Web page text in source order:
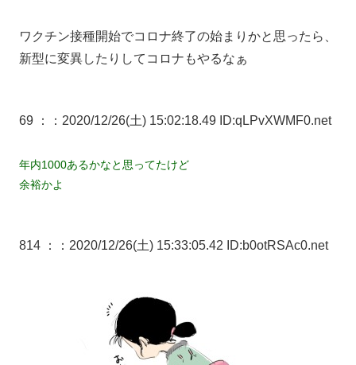
ワクチン接種開始でコロナ終了の始まりかと思ったら、
新型に変異したりしてコロナもやるなぁ
69 ： ：2020/12/26(土) 15:02:18.49 ID:qLPvXWMF0.net
年内1000あるかなと思ってたけど
余裕かよ
814 ： ：2020/12/26(土) 15:33:05.42 ID:b0otRSAc0.net